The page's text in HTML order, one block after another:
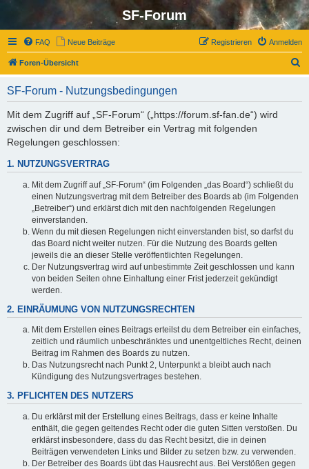
SF-Forum
FAQ Neue Beiträge Anmelden
Registrieren
Foren-Übersicht
SF-Forum - Nutzungsbedingungen
Mit dem Zugriff auf „SF-Forum“ („https://forum.sf-fan.de“) wird
zwischen dir und dem Betreiber ein Vertrag mit folgenden
Regelungen geschlossen:
1. NUTZUNGSVERTRAG
Mit dem Zugriff auf „SF-Forum“ (im Folgenden „das Board“) schließt du
einen Nutzungsvertrag mit dem Betreiber des Boards ab (im Folgenden
„Betreiber“) und erklärst dich mit den nachfolgenden Regelungen
einverstanden.
Wenn du mit diesen Regelungen nicht einverstanden bist, so darfst du
das Board nicht weiter nutzen. Für die Nutzung des Boards gelten
jeweils die an dieser Stelle veröffentlichten Regelungen.
Der Nutzungsvertrag wird auf unbestimmte Zeit geschlossen und kann
von beiden Seiten ohne Einhaltung einer Frist jederzeit gekündigt
werden.
2. EINRÄUMUNG VON NUTZUNGSRECHTEN
Mit dem Erstellen eines Beitrags erteilst du dem Betreiber ein einfaches,
zeitlich und räumlich unbeschränktes und unentgeltliches Recht, deinen
Beitrag im Rahmen des Boards zu nutzen.
Das Nutzungsrecht nach Punkt 2, Unterpunkt a bleibt auch nach
Kündigung des Nutzungsvertrages bestehen.
3. PFLICHTEN DES NUTZERS
Du erklärst mit der Erstellung eines Beitrags, dass er keine Inhalte
enthält, die gegen geltendes Recht oder die guten Sitten verstoßen. Du
erklärst insbesondere, dass du das Recht besitzt, die in deinen
Beiträgen verwendeten Links und Bilder zu setzen bzw. zu verwenden.
Der Betreiber des Boards übt das Hausrecht aus. Bei Verstößen gegen